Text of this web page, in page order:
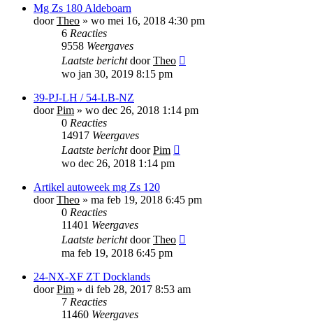
Mg Zs 180 Aldeboarn
doorTheo » wo mei 16, 2018 4:30 pm
6 Reacties
9558 Weergaves
Laatste berichtdoorTheo
wo jan 30, 2019 8:15 pm
39-PJ-LH / 54-LB-NZ
doorPim » wo dec 26, 2018 1:14 pm
0 Reacties
14917 Weergaves
Laatste berichtdoorPim
wo dec 26, 2018 1:14 pm
Artikel autoweek mg Zs 120
doorTheo » ma feb 19, 2018 6:45 pm
0 Reacties
11401 Weergaves
Laatste berichtdoorTheo
ma feb 19, 2018 6:45 pm
24-NX-XF ZT Docklands
doorPim » di feb 28, 2017 8:53 am
7 Reacties
11460 Weergaves